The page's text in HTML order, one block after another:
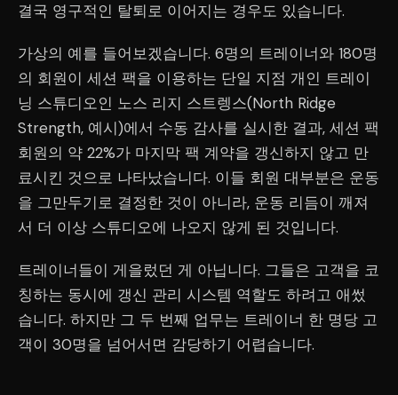
결국 영구적인 탈퇴로 이어지는 경우도 있습니다.
가상의 예를 들어보겠습니다. 6명의 트레이너와 180명
의 회원이 세션 팩을 이용하는 단일 지점 개인 트레이
닝 스튜디오인 노스 리지 스트렝스(North Ridge
Strength, 예시)에서 수동 감사를 실시한 결과, 세션 팩
회원의 약 22%가 마지막 팩 계약을 갱신하지 않고 만
료시킨 것으로 나타났습니다. 이들 회원 대부분은 운동
을 그만두기로 결정한 것이 아니라, 운동 리듬이 깨져
서 더 이상 스튜디오에 나오지 않게 된 것입니다.
트레이너들이 게을렀던 게 아닙니다. 그들은 고객을 코
칭하는 동시에 갱신 관리 시스템 역할도 하려고 애썼
습니다. 하지만 그 두 번째 업무는 트레이너 한 명당 고
객이 30명을 넘어서면 감당하기 어렵습니다.